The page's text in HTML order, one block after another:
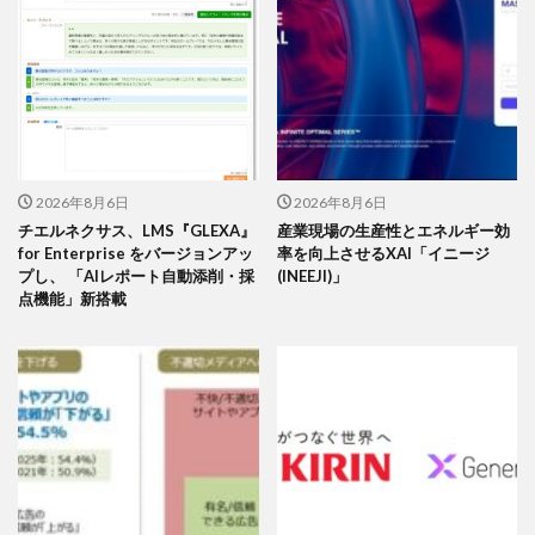
2026年8月6日
チエルネクサス、LMS『GLEXA』
for Enterprise をバージョンアッ
プし、 「AIレポート自動添削・採
点機能」新搭載
2026年8月6日
産業現場の生産性とエネルギー効
率を向上させるXAI「イニージ
(INEEJI)」